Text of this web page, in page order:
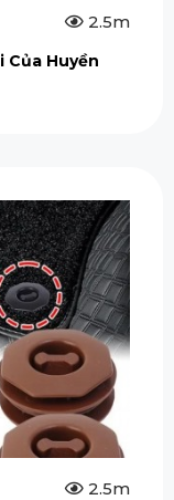
2.5m
Của Huyền
2.5m